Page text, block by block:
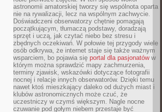
astronomii amatorskiej tworzy się wspólnota oparta
nie na rywalizacji, lecz na wspólnym zachwycie.
Doświadczeni obserwatorzy chętnie pomagają
początkującym, tłumaczą podstawy, doradzają
sprzęt i uczą, jak czytać niebo bez stresu i
zbędnych oczekiwań. W połowie tej przygody wiele
osób odkrywa, że internet staje się także ważnym
wsparciem, bo pojawia się portal dla pasjonatóww
którym można sprawdzić mapy zachmurzenia,
terminy zjawisk, wskazówki dotyczące fotografii
nocnej i relacje innych obserwatorów. Dzięki temu
nawet ktoś mieszkający daleko od dużych miast i
klubów astronomicznych może czuć, że
uczestniczy w czymś większym. Nagle nocne
czuwanie pod gołym niebem przestaje być